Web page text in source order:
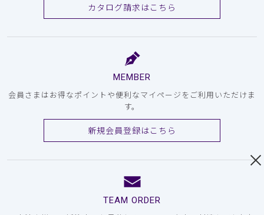
カタログ請求はこちら
MEMBER
会員さまはお得なポイントや便利なマイページをご利用いただけま
す。
新規会員登録はこちら
TEAM ORDER